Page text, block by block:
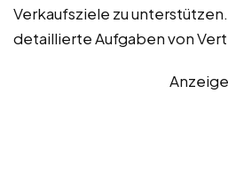
Verkaufsziele zu
detaillierte Aufgaben von
Anzeige